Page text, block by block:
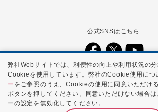
公式SNSはこちら
本ホームページに記載する会社名、商品名、ブラ
商号、登録商標、または商標です。
Copyright ©2026 NTTPC Communications, Inc.
弊社Webサイトでは、利便性の向上や利用状況の
Cookieを使用しています。弊社のCookie使用につ
ー をご参照のうえ、Cookieの使用に同意いただけ
ボタンを押してください。同意いただけない場合
ーの設定を無効化してください。